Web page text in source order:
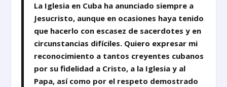
La Iglesia en Cuba ha anunciado siempre a
Jesucristo, aunque en ocasiones haya tenido
que hacerlo con escasez de sacerdotes y en
circunstancias difíciles. Quiero expresar mi
reconocimiento a tantos creyentes cubanos
por su fidelidad a Cristo, a la Iglesia y al
Papa, así como por el respeto demostrado